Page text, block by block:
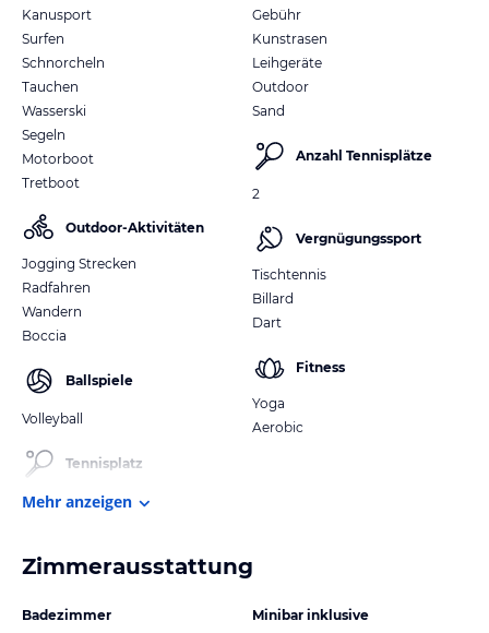
Kanusport
Surfen
Schnorcheln
Tauchen
Wasserski
Segeln
Motorboot
Tretboot
Outdoor-Aktivitäten
Jogging Strecken
Radfahren
Wandern
Boccia
Ballspiele
Volleyball
Tennisplatz
Gebühr
Kunstrasen
Leihgeräte
Outdoor
Sand
Anzahl Tennisplätze
2
Vergnügungssport
Tischtennis
Billard
Dart
Fitness
Yoga
Aerobic
Mehr anzeigen
Zimmerausstattung
Badezimmer
Minibar inklusive